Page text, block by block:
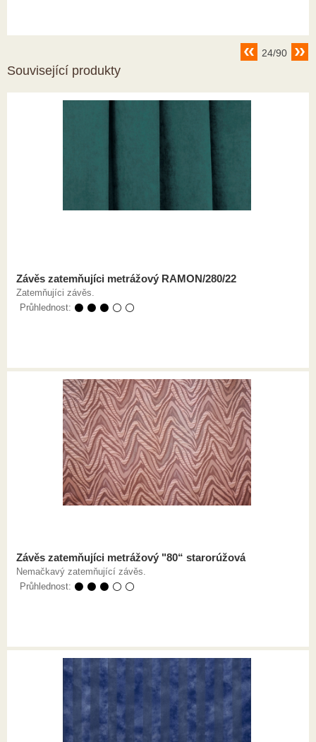
24/90
Související produkty
Závěs zatemňujíci metrážový RAMON/280/22
Zatemňujíci závěs.
Průhlednost: ⚫ ⚫ ⚫ ⚪ ⚪
Závěs zatemňujíci metrážový "80“ starorúžová
Nemačkavý zatemňující závěs.
Průhlednost: ⚫ ⚫ ⚫ ⚪ ⚪